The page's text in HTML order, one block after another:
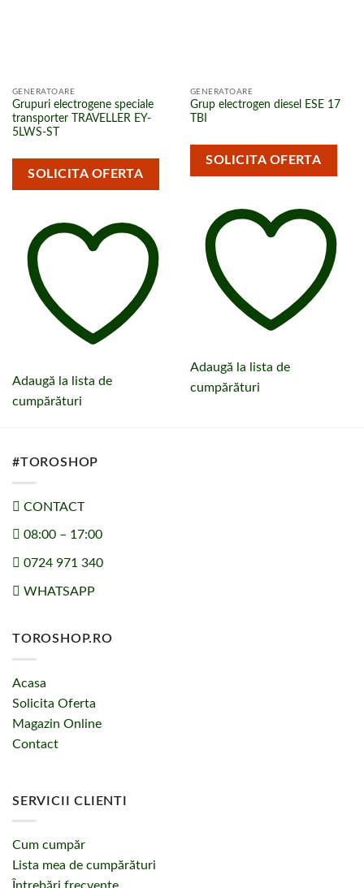
GENERATOARE
Grupuri electrogene speciale
transporter TRAVELLER EY-
5LWS-ST
SOLICITA OFERTA
Adaugă la lista de
cumpărături
GENERATOARE
Grup electrogen diesel ESE 17
TBI
SOLICITA OFERTA
Adaugă la lista de
cumpărături
#TOROSHOP
CONTACT
08:00 – 17:00
0724 971 340
WHATSAPP
TOROSHOP.RO
Acasa
Solicita Oferta
Magazin Online
Contact
SERVICII CLIENTI
Cum cumpăr
Lista mea de cumpărături